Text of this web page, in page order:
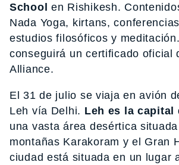
School en Rishikesh.
Nada Yoga, kirtans,
estudios filosóficos y
conseguirá un certificado oficial
Alliance.
El 31 de julio se viaja en avión
Leh vía Delhi. Leh es la capital
una vasta área desértica
montañas Karakoram y el Gran
ciudad está situada en un lugar